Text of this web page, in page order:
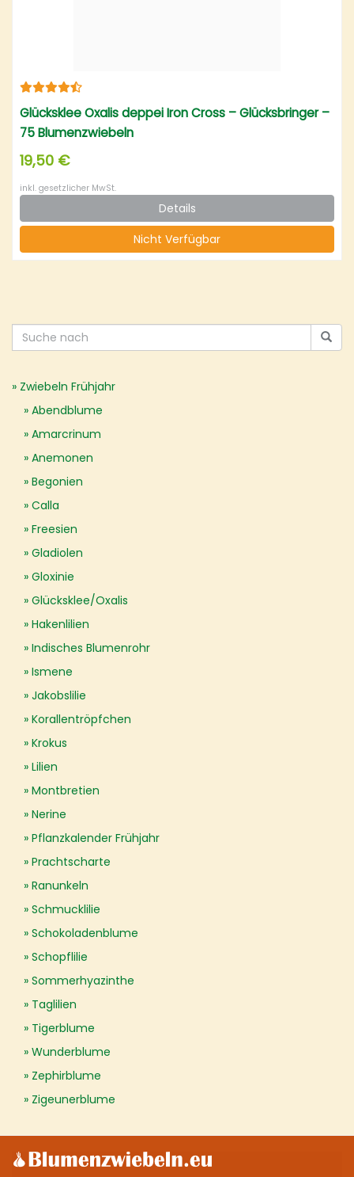
Glücksklee Oxalis deppei Iron Cross – Glücksbringer –
75 Blumenzwiebeln
19,50 €
inkl. gesetzlicher MwSt.
Details
Nicht Verfügbar
Zwiebeln Frühjahr
Abendblume
Amarcrinum
Anemonen
Begonien
Calla
Freesien
Gladiolen
Gloxinie
Glücksklee/Oxalis
Hakenlilien
Indisches Blumenrohr
Ismene
Jakobslilie
Korallentröpfchen
Krokus
Lilien
Montbretien
Nerine
Pflanzkalender Frühjahr
Prachtscharte
Ranunkeln
Schmucklilie
Schokoladenblume
Schopflilie
Sommerhyazinthe
Taglilien
Tigerblume
Wunderblume
Zephirblume
Zigeunerblume